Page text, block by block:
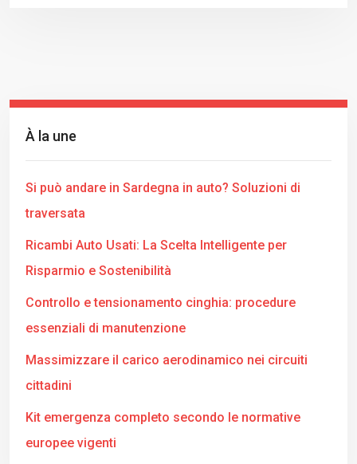
À la une
Si può andare in Sardegna in auto? Soluzioni di
traversata
Ricambi Auto Usati: La Scelta Intelligente per
Risparmio e Sostenibilità
Controllo e tensionamento cinghia: procedure
essenziali di manutenzione
Massimizzare il carico aerodinamico nei circuiti
cittadini
Kit emergenza completo secondo le normative
europee vigenti